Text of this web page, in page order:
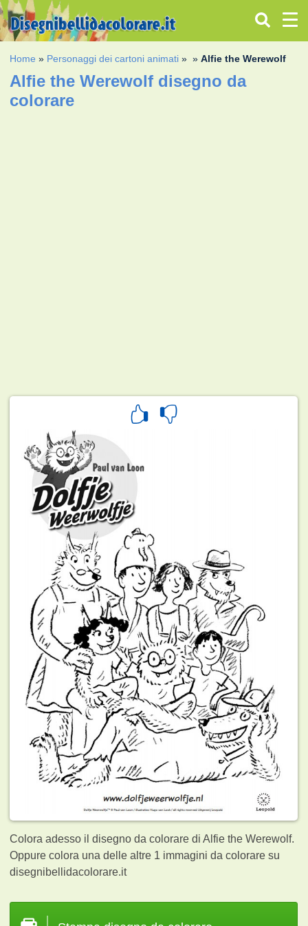
Home » Personaggi dei cartoni animati » »Alfie the Werewolf
Alfie the Werewolf disegno da
colorare
Colora adesso il disegno da colorare di Alfie the Werewolf.
Oppure colora una delle altre 1 immagini da colorare su
disegnibellidacolorare.it